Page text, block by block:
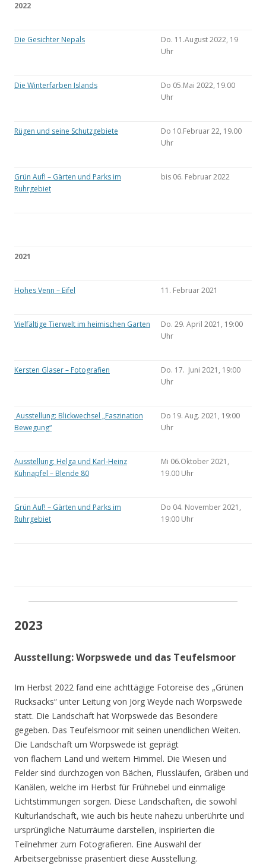
2022
Die Gesichter Nepals
Do. 11.August 2022, 19
Uhr
Die Winterfarben Islands
Do 05.Mai 2022, 19.00
Uhr
Rügen und seine Schutzgebiete
Do 10.Februar 22, 19.00
Uhr
Grün Auf! – Gärten und Parks im
Ruhrgebiet
bis 06. Februar 2022
2021
Hohes Venn – Eifel 11. Februar 2021
Vielfältige Tierwelt im heimischen Garten
Do. 29. April 2021, 19:00
Uhr
Kersten Glaser – Fotografien
Do. 17. Juni 2021, 19:00
Uhr
Ausstellung: Blickwechsel „Faszination
Bewegung“
Do 19. Aug. 2021, 19:00
Uhr
Ausstellung: Helga und Karl-Heinz
Kühnapfel – Blende 80
Mi 06.Oktober 2021,
19.00 Uhr
Grün Auf! – Gärten und Parks im
Ruhrgebiet
Do 04. November 2021,
19:00 Uhr
2023
Ausstellung: Worpswede und das Teufelsmoor
Im Herbst 2022 fand eine achttägige Fotoreise des „Grünen
Rucksacks“ unter Leitung von Jörg Weyde nach Worpswede
statt. Die Landschaft hat Worpswede das Besondere
gegeben. Das Teufelsmoor mit seinen unendlichen Weiten.
Die Landschaft um Worpswede ist geprägt
von flachem Land und weitem Himmel. Die Wiesen und
Felder sind durchzogen von Bächen, Flussläufen, Gräben und
Kanälen, welche im Herbst für Frühnebel und einmalige
Lichtstimmungen sorgen. Diese Landschaften, die sowohl
Kulturlandschaft, wie auch bis heute nahezu unberührte und
ursprüngliche Naturräume darstellen, inspirierten die
Teilnehmer zum Fotografieren. Eine Auswahl der
Arbeitsergebnisse präsentiert diese Ausstellung.